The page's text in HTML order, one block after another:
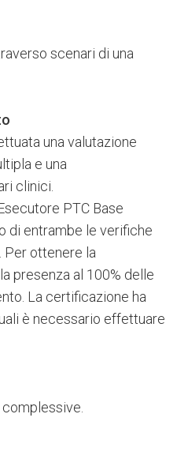
scenari di una
una valutazione
e una
clinici.
PTC Base
di entrambe le verifiche
Per ottenere la
presenza al 100% delle
La certificazione ha
è necessario effettuare